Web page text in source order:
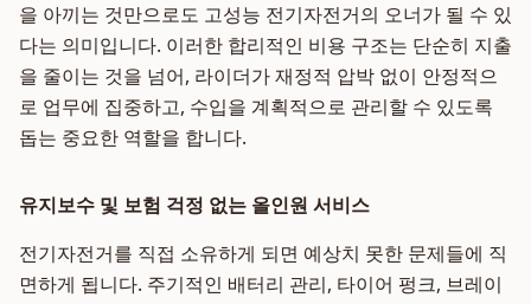
을 아끼는 것만으로도 고성능 전기자전거의 오너가 될 수 있
다는 의미입니다. 이러한 합리적인 비용 구조는 단순히 지출
을 줄이는 것을 넘어, 라이더가 재정적 압박 없이 안정적으
로 업무에 집중하고, 수입을 계획적으로 관리할 수 있도록
돕는 중요한 역할을 합니다.
유지보수 및 보험 걱정 없는 올인원 서비스
전기자전거를 직접 소유하게 되면 예상치 못한 문제들에 직
면하게 됩니다. 주기적인 배터리 관리, 타이어 펑크, 브레이